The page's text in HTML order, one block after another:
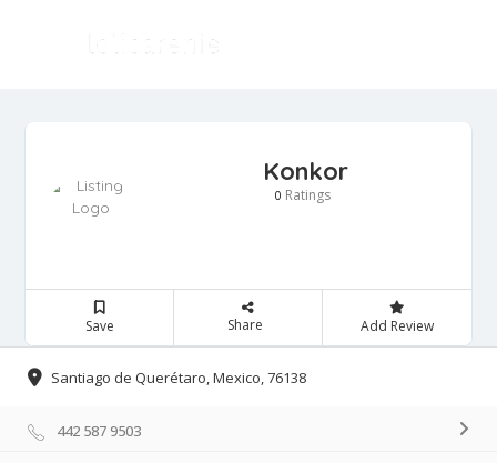
Konkor
0 Ratings
Save Share Add Review
Santiago de Querétaro, Mexico, 76138
442 587 9503